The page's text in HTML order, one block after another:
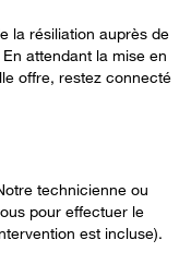
la résiliation auprès de
attendant la mise en
offre, restez connecté
technicienne ou
pour effectuer le
est incluse).